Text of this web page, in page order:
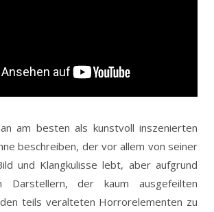
am besten als kunstvoll inszenierten
beschreiben, der vor allem von seiner
und Klangkulisse lebt, aber aufgrund
Darstellern, der kaum ausgefeilten
teils veralteten Horrorelementen zu